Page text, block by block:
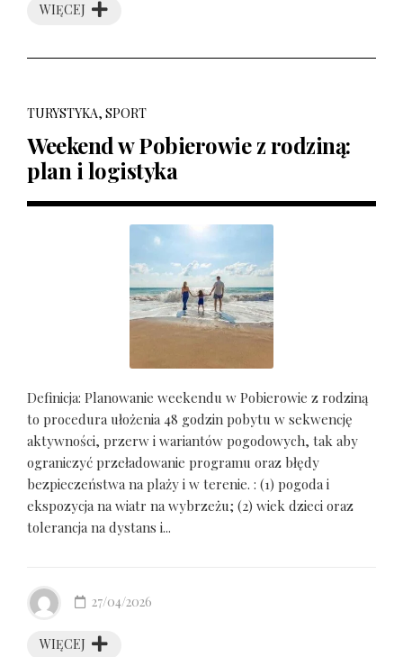
WIĘCEJ
TURYSTYKA, SPORT
Weekend w Pobierowie z rodziną:
plan i logistyka
Definicja: Planowanie weekendu w Pobierowie z rodziną
to procedura ułożenia 48 godzin pobytu w sekwencję
aktywności, przerw i wariantów pogodowych, tak aby
ograniczyć przeładowanie programu oraz błędy
bezpieczeństwa na plaży i w terenie. : (1) pogoda i
ekspozycja na wiatr na wybrzeżu; (2) wiek dzieci oraz
tolerancja na dystans i...
WIĘCEJ
27/04/2026